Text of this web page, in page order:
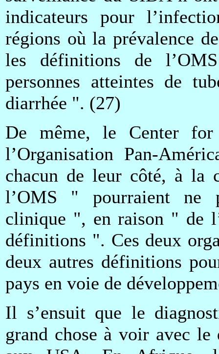
indicateurs pour
régions où la prévalence
les définitions de
personnes atteintes de
diarrhée ". (27)
De même, le Center for
l’Organisation Pan-
chacun de leur côté, à la
l’OMS " pourraient ne
clinique ", en raison " de
définitions ". Ces deux
deux autres définitions
pays en voie de
Il s’ensuit que le
grand chose à voir avec